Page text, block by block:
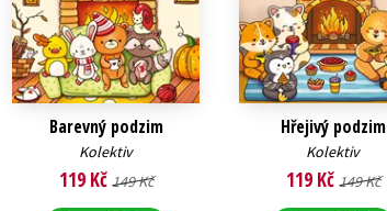
a osobní rozvoj
Příroda a zahrada
Všechny tituly
Barevný podzim
Kolektiv
119 Kč 149 Kč
Hřejivý podzim
Kolektiv
119 Kč 149 Kč